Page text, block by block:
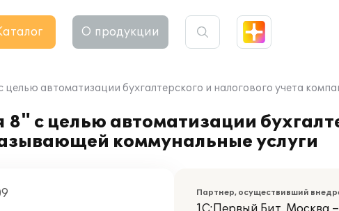
О продукции
целью автоматизации бухгалтерского и налогового учета
с целью автоматизации
коммунальные услуги
Партнер, осуществивший